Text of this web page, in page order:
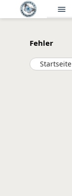
menu
Fehler
Startseite